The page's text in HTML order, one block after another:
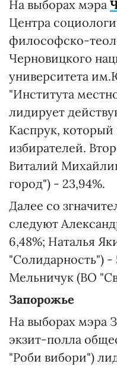
На выборах мэра
Центра
философско-
Черновицкого
университета
"Института
лидирует
Каспрук, который
избирателей.
Виталий
город") - 23,94%.
Далее со
следуют
6,48%; Наталья
"Солидарность") -
Мельничук (ВО
Запорожье
На выборах мэра
экзит-полла
"Роби вибори")